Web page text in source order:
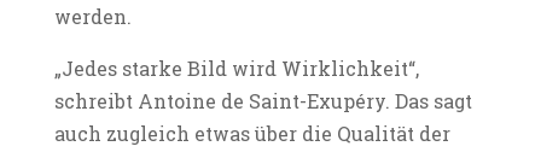
werden.
„Jedes starke Bild wird Wirklichkeit“,
schreibt Antoine de Saint-Exupéry. Das sagt
auch zugleich etwas über die Qualität der